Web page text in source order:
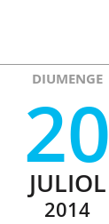
DIUMENGE
20
JULIOL
2014